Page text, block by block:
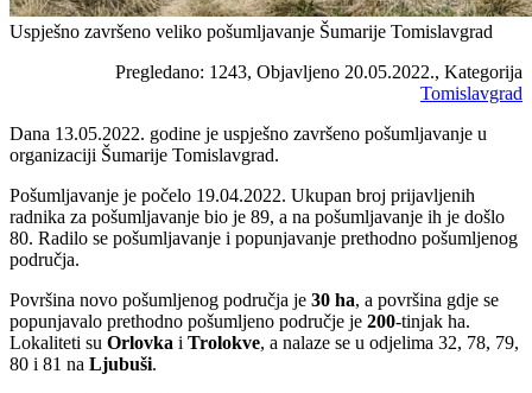
Uspješno završeno veliko pošumljavanje Šumarije Tomislavgrad
Pregledano: 1243, Objavljeno 20.05.2022., Kategorija
Tomislavgrad
Dana 13.05.2022. godine je uspješno završeno pošumljavanje u
organizaciji Šumarije Tomislavgrad.
Pošumljavanje je počelo 19.04.2022. Ukupan broj prijavljenih
radnika za pošumljavanje bio je 89, a na pošumljavanje ih je došlo
80. Radilo se pošumljavanje i popunjavanje prethodno pošumljenog
područja.
Površina novo pošumljenog područja je 30 ha, a površina gdje se
popunjavalo prethodno pošumljeno područje je 200-tinjak ha.
Lokaliteti su Orlovka i Trolokve, a nalaze se u odjelima 32, 78, 79,
80 i 81 na Ljubuši.